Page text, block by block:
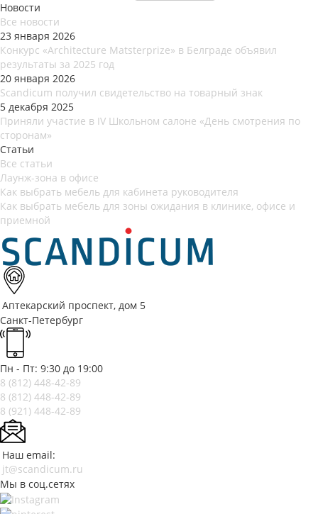
Новости
Все новости
23 января 2026
Конкурс «Architecture Matsterprize» в Белграде объявил
результаты за 2025 год
20 января 2026
Scandicum получил свидетельство на товарный знак
5 декабря 2025
Приняли участие в IV Школьном салоне «День смотрения по
сторонам»
Статьи
Все статьи
Лаунж-зона в офисе
Как выбрать мебель для кабинета руководителя
Как выбрать мебель для зоны ожидания в клинике, офисе и
приемной
Аптекарский проспект, дом 5
Санкт-Петербург
Пн - Пт: 9:30 до 19:00
8 (812) 448-42-89
8 (812) 448-42-89
8 (921) 448-42-89
Наш email:
jt@scandicum.ru
Мы в соц.сетях